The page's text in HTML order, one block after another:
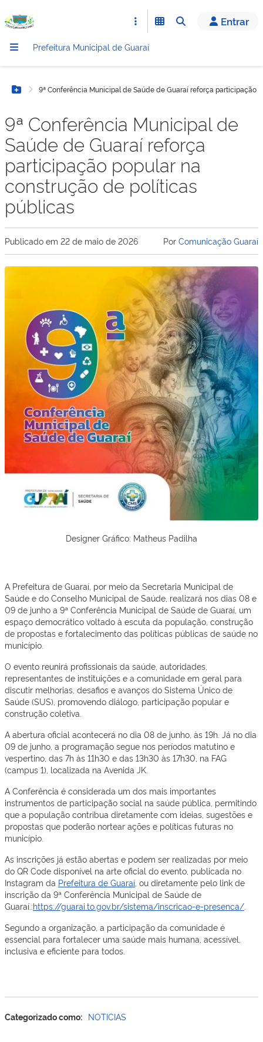
Entrar
Prefeitura Municipal de Guaraí
Botão Menu
9ª Conferência Municipal de Saúde de Guaraí reforça participação
9ª Conferência Municipal de
Saúde de Guaraí reforça
participação popular na
construção de políticas
públicas
Publicado em 22 de maio de 2026 Por Comunicação Guaraí
Designer Gráfico: Matheus Padilha
A Prefeitura de Guaraí, por meio da Secretaria Municipal de
Saúde e do Conselho Municipal de Saúde, realizará nos dias 08 e
09 de junho a 9ª Conferência Municipal de Saúde de Guaraí, um
espaço democrático voltado à escuta da população, construção
de propostas e fortalecimento das políticas públicas de saúde no
município.
O evento reunirá profissionais da saúde, autoridades,
representantes de instituições e a comunidade em geral para
discutir melhorias, desafios e avanços do Sistema Único de
Saúde (SUS), promovendo diálogo, participação popular e
construção coletiva.
A abertura oficial acontecerá no dia 08 de junho, às 19h. Já no dia
09 de junho, a programação segue nos períodos matutino e
vespertino, das 7h às 11h30 e das 13h30 às 17h30, na FAG
(campus 1), localizada na Avenida JK.
A Conferência é considerada um dos mais importantes
instrumentos de participação social na saúde pública, permitindo
que a população contribua diretamente com ideias, sugestões e
propostas que poderão nortear ações e políticas futuras no
município.
As inscrições já estão abertas e podem ser realizadas por meio
do QR Code disponível na arte oficial do evento, publicada no
Instagram da Prefeitura de Guaraí , ou diretamente pelo link de
inscrição da 9ª Conferência Municipal de Saúde de
Guaraí.:https://guarai.to.gov.br/sistema/inscricao-e-presenca/
Segundo a organização, a participação da comunidade é
essencial para fortalecer uma saúde mais humana, acessível,
inclusiva e eficiente para todos.
Categorizado como: NOTICIAS